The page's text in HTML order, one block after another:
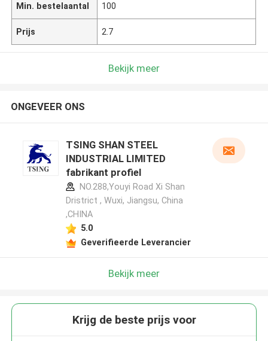
Min. bestelaantal 100
Prijs 2.7
Bekijk meer
ONGEVEER ONS
TSING SHAN STEEL
INDUSTRIAL LIMITED
fabrikant profiel
NO.288,Youyi Road Xi Shan
Dristrict , Wuxi, Jiangsu, China
,CHINA
5.0
Geverifieerde Leverancier
Bekijk meer
Krijg de beste prijs voor